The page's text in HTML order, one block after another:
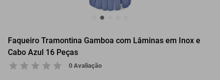
Faqueiro Tramontina Gamboa com Lâminas em Inox e
Cabo Azul 16 Peças
0 Avaliação